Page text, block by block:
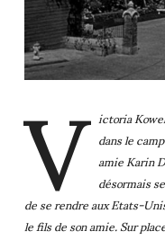
V ictoria
dans le
amie Karin
désormais
de se rendre aux Etats-
le fils de son amie. Sur